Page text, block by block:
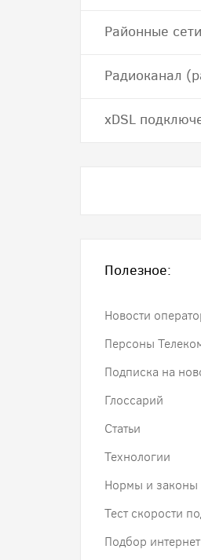
Районные сети
Радиоканал
хDSL
Полезное:
Новости
Персоны
Подписка на
Глоссарий
Статьи
Технологии
Нормы и законы
Тест скорости
Подбор